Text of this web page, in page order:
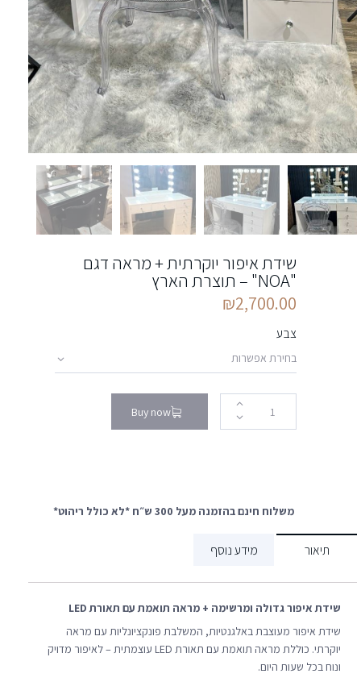
שידת איפור יוקרתית + מראה דגם
"NOA" – תוצרת הארץ
₪2,700.00
צבע
Buy now
משלוח חינם בהזמנה מעל 300 ש״ח *לא כולל ריהוט*
תיאור מידע נוסף
שידת איפור גדולה ומרשימה + מראה תואמת עם תאורת LED
שידת איפור מעוצבת באלגנטיות, המשלבת פונקציונליות עם מראה
יוקרתי. כוללת מראה תואמת עם תאורת LED עוצמתית – לאיפור מדויק
ונוח בכל שעות היום.